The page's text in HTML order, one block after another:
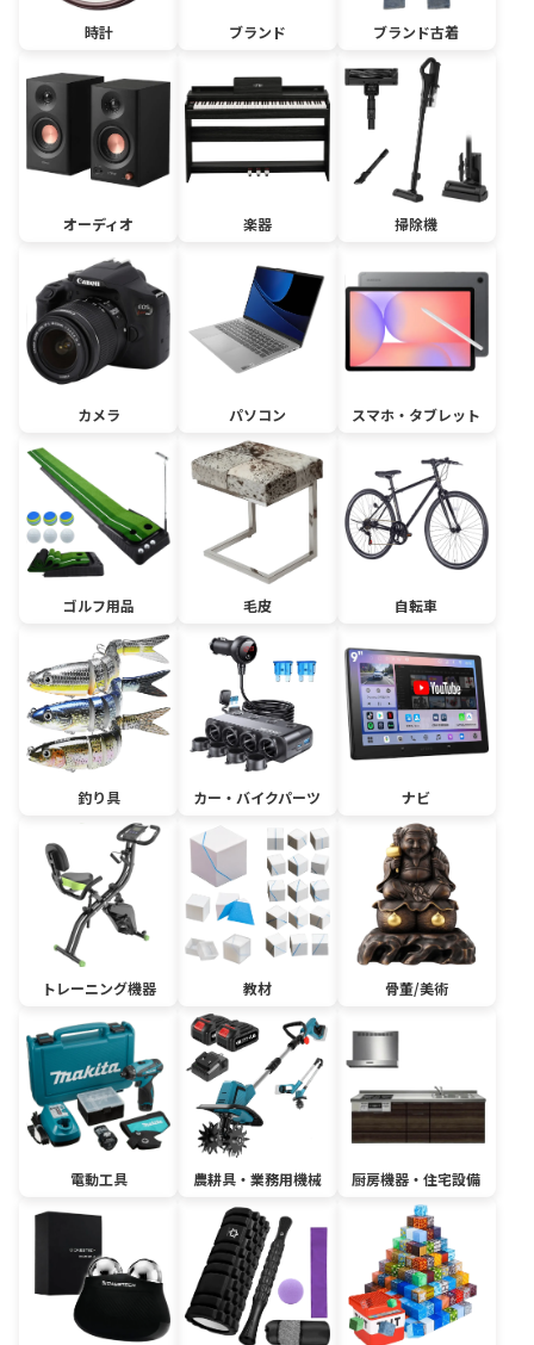
時計 ブランド ブランド古着
オーディオ 楽器 掃除機
カメラ パソコン スマホ・タブレット
ゴルフ用品 毛皮 自転車
釣り具 カー・バイクパーツ ナビ
トレーニング機器 教材 骨董/美術
電動工具 農耕具・業務用機械 厨房機器・住宅設備